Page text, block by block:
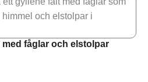
fåglar och elstolpar